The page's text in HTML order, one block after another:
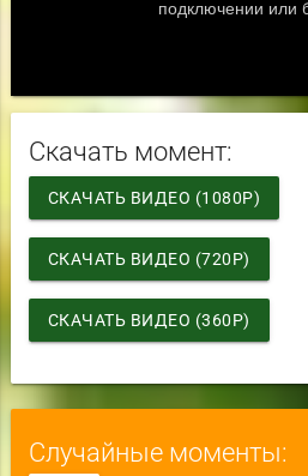
Скачать момент:
СКАЧАТЬ ВИДЕО (1080P)
СКАЧАТЬ ВИДЕО (720P)
СКАЧАТЬ ВИДЕО (360P)
Случайные моменты: